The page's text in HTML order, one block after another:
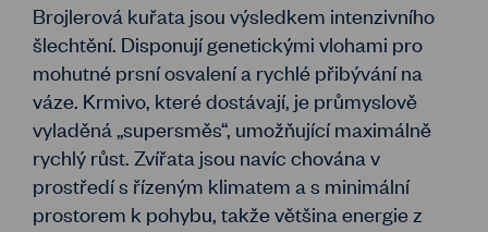
Brojlerová kuřata jsou výsledkem intenzivního
šlechtění. Disponují genetickými vlohami pro
mohutné prsní osvalení a rychlé přibývání na
váze. Krmivo, které dostávají, je průmyslově
vyladěná „supersměs“, umožňující maximálně
rychlý růst. Zvířata jsou navíc chována v
prostředí s řízeným klimatem a s minimální
prostorem k pohybu, takže většina energie z